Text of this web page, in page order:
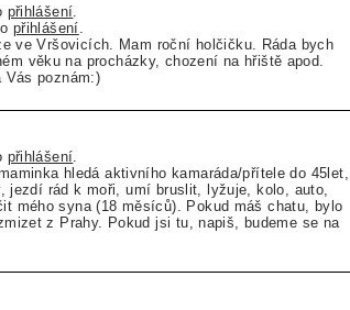
přihlášení
přihlášení
ve Vršovicích. Mam roční holčičku. Ráda bych
věku na procházky, chození na hřiště apod.
Vás poznám:)
přihlášení
hledá aktivního kamaráda/přítele do 45let,
jezdí rád k moři, umí bruslit, lyžuje, kolo, auto,
mého syna (18 měsíců). Pokud máš chatu, bylo
z Prahy. Pokud jsi tu, napiš, budeme se na